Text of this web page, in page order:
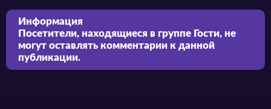
Информация
Посетители, находящиеся в группе Гости, не
могут оставлять комментарии к данной
публикации.